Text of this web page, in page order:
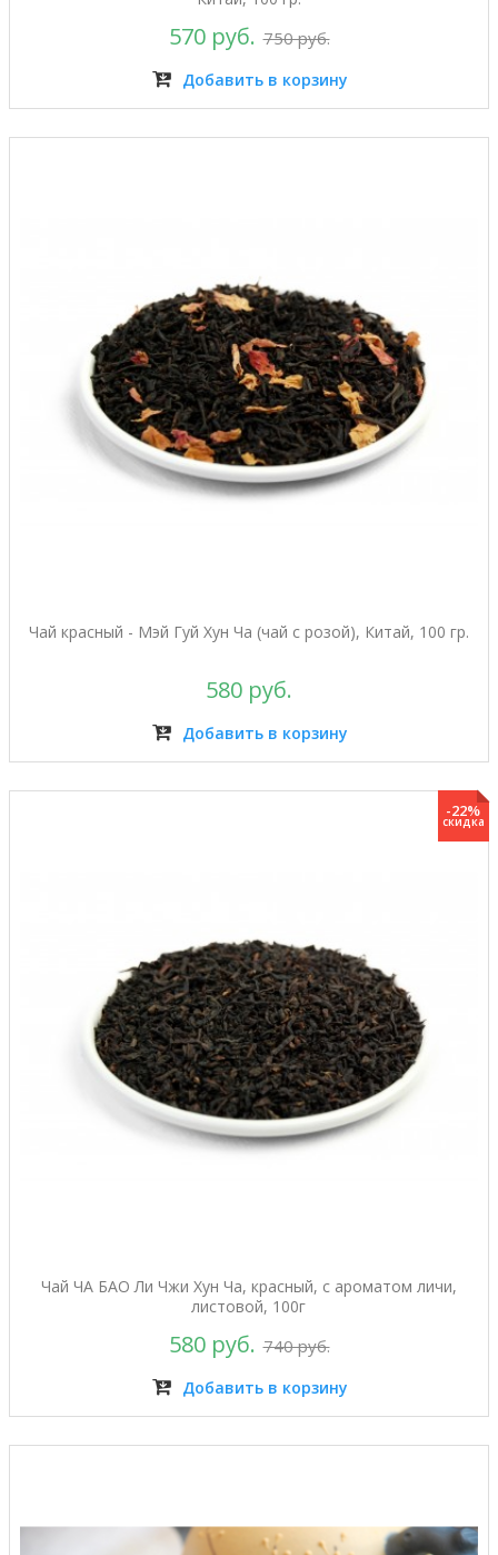
570 руб. 750 руб.
Добавить в корзину
Чай красный - Мэй Гуй Хун Ча (чай с розой), Китай, 100 гр.
580 руб.
Добавить в корзину
-22%
скидка
Чай ЧА БАО Ли Чжи Хун Ча, красный, с ароматом личи,
листовой, 100г
580 руб. 740 руб.
Добавить в корзину